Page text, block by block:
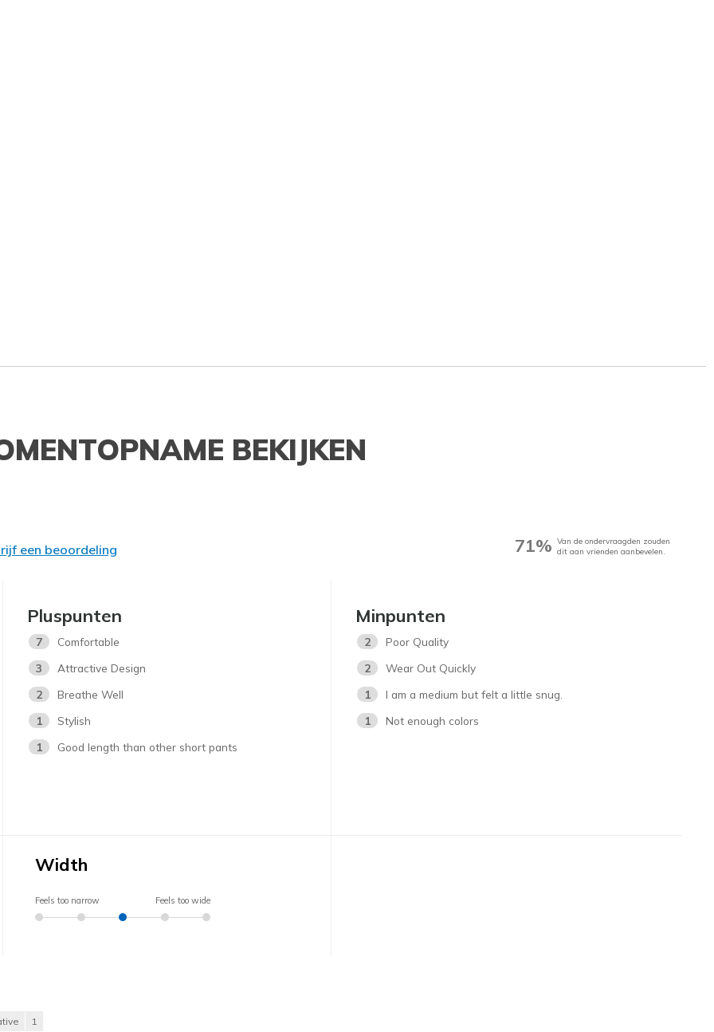
BEKIJKEN
een beoordeling 71% Van de ondervraagden zouden
dit aan vrienden aanbevelen.
Pluspunten
7
Comfortable
3
Attractive Design
2
Breathe Well
1
Stylish
1
Good length than other short pants
Minpunten
2
Poor Quality
2
Wear Out Quickly
1
I am a medium but felt a little snug.
1
Not enough colors
Width
Feels too narrow Feels too wide
1